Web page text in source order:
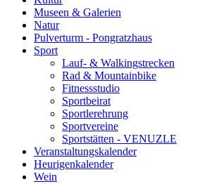
Museen & Galerien
Natur
Pulverturm - Pongratzhaus
Sport
Lauf- & Walkingstrecken
Rad & Mountainbike
Fitnessstudio
Sportbeirat
Sportlerehrung
Sportvereine
Sportstätten - VENUZLE
Veranstaltungskalender
Heurigenkalender
Wein